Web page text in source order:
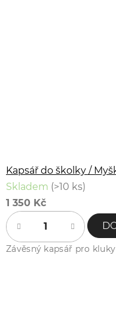
Kapsář do školky /
Skladem (>10 ks)
1 350 Kč
Závěsný kapsář pro